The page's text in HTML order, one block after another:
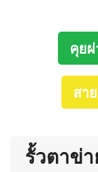
คุยผ่
สา
รั้วตาข่